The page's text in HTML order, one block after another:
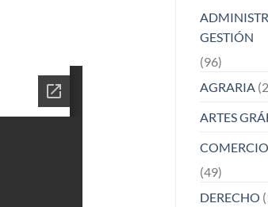
GESTIÓN
(96)
AGRARIA
ARTES
(49)
DERECHO